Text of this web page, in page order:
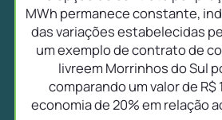
MWh permanece constante,
das variações estabelecidas
um exemplo de contrato de
livreem Morrinhos do Sul
comparando um valor de R$
economia de 20% em relação